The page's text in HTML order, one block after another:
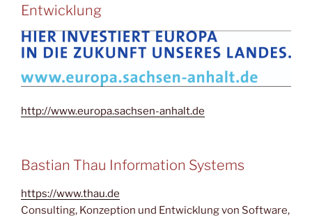
Entwicklung
http://www.europa.sachsen-anhalt.de
Bastian Thau Information Systems
https://www.thau.de
Consulting, Konzeption und Entwicklung von Software,